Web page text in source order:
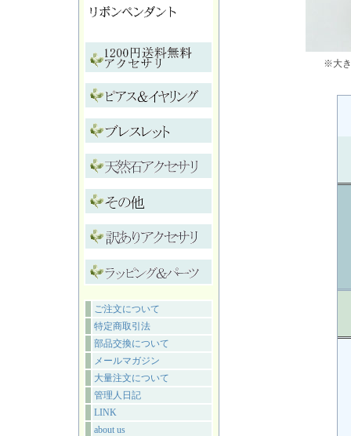
ご注文について
特定商取引法
部品交換について
メールマガジン
大量注文について
管理人日記
LINK
about us
※大き